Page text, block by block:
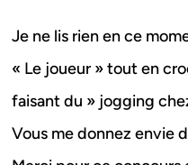
Je ne lis rien en ce
« Le joueur » tout en
faisant du » jogging
Vous me donnez envie